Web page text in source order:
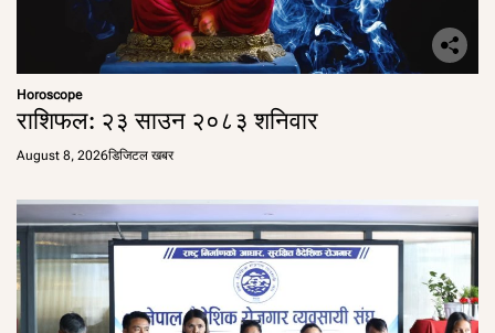
Horoscope
राशिफल: २३ साउन २०८३ शनिवार
August 8, 2026डिजिटल खबर